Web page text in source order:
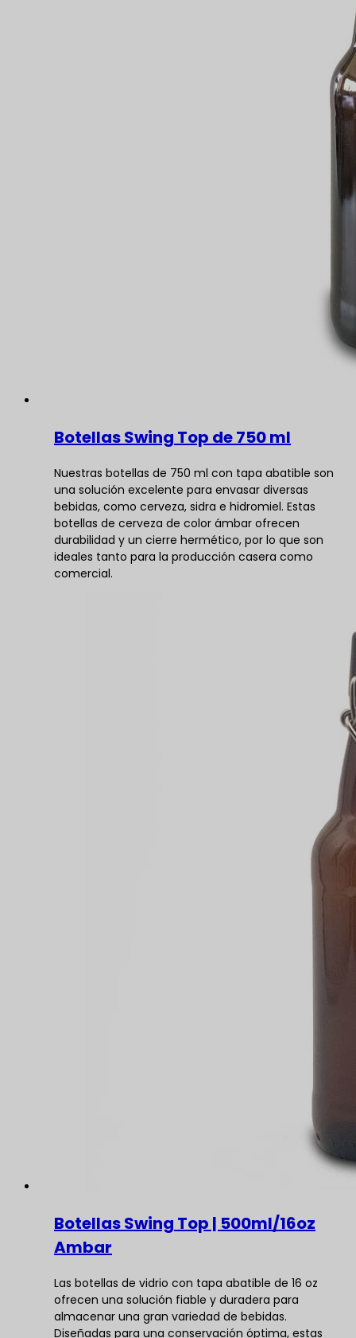
Botellas Swing Top de 750 ml
Nuestras botellas de 750 ml con tapa abatible son
una solución excelente para envasar diversas
bebidas, como cerveza, sidra e hidromiel. Estas
botellas de cerveza de color ámbar ofrecen
durabilidad y un cierre hermético, por lo que son
ideales tanto para la producción casera como
comercial.
Botellas Swing Top | 500ml/16oz
Ambar
Las botellas de vidrio con tapa abatible de 16 oz
ofrecen una solución fiable y duradera para
almacenar una gran variedad de bebidas.
Diseñadas para una conservación óptima, estas